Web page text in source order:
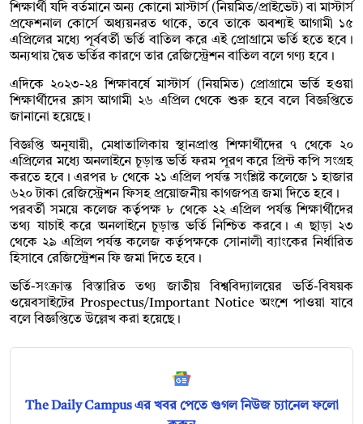
শিক্ষার্থী যদি বর্তমানে অন্য কোনো মাস্টার্স (নিয়মিত/প্রাইভেট) বা মাস্টার্স
প্রফেশনাল কোর্সে অধ্যয়নরত থাকে, তবে তাকে অবশ্যই আগামী ১৫
এপ্রিলের মধ্যে পূর্ববর্তী ভর্তি বাতিল করে এই প্রোগ্রামে ভর্তি হতে হবে।
অন্যথায় দ্বৈত ভর্তির কারণে তার রেজিস্ট্রেশন বাতিল বলে গণ্য হবে।
এদিকে ২০২৩-২৪ শিক্ষাবর্ষে মাস্টার্স (নিয়মিত) প্রোগ্রামে ভর্তি হওয়া
শিক্ষার্থীদের ক্লাস আগামী ২৬ এপ্রিল থেকে শুরু হবে বলে বিজ্ঞপ্তিতে
জানানো হয়েছে।
বিজ্ঞপ্তি অনুযায়ী, মেধাতালিকায় স্থানপ্রাপ্ত শিক্ষার্থীদের ৭ থেকে ২০
এপ্রিলের মধ্যে অনলাইনে চূড়ান্ত ভর্তি ফরম পূরণ করে প্রিন্ট কপি সংগ্রহ
করতে হবে। এরপর ৮ থেকে ২১ এপ্রিল পর্যন্ত সংশ্লিষ্ট কলেজে ১ হাজার
৬২০ টাকা রেজিস্ট্রেশন ফিসহ প্রয়োজনীয় কাগজপত্র জমা দিতে হবে।
পরবর্তী সময়ে কলেজ কর্তৃপক্ষ ৮ থেকে ২২ এপ্রিল পর্যন্ত শিক্ষার্থীদের
তথ্য যাচাই করে অনলাইনে চূড়ান্ত ভর্তি নিশ্চিত করবে। এ ছাড়া ২৩
থেকে ২৯ এপ্রিল পর্যন্ত কলেজ কর্তৃপক্ষকে সোনালী ব্যাংকের নির্ধারিত
হিসাবে রেজিস্ট্রেশন ফি জমা দিতে হবে।
ভর্তি-সংক্রান্ত বিস্তারিত তথ্য জাতীয় বিশ্ববিদ্যালয়ের ভর্তি-বিষয়ক
ওয়েবসাইটের Prospectus/Important Notice অংশে পাওয়া যাবে
বলে বিজ্ঞপ্তিতে উল্লেখ করা হয়েছে।
The Daily Campus এর খবর পেতে গুগল নিউজ চ্যানেল ফলো